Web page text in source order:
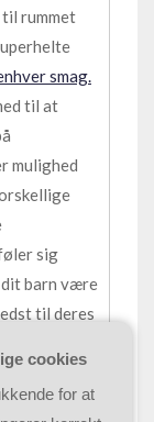
rummet
smag.
til at
mulighed
sig
dit barn være
til deres
cookies
for at